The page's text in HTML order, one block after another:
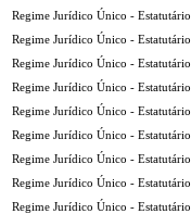
Regime Jurídico Único - Estatutário
Regime Jurídico Único - Estatutário
Regime Jurídico Único - Estatutário
Regime Jurídico Único - Estatutário
Regime Jurídico Único - Estatutário
Regime Jurídico Único - Estatutário
Regime Jurídico Único - Estatutário
Regime Jurídico Único - Estatutário
Regime Jurídico Único - Estatutário